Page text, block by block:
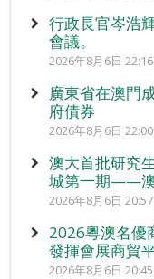
行政長官岑浩
會議。
2026年8月6日 22:16
廣東省在澳門
府債券
2026年8月6日 22:00
澳大首批研究
城第一期——澳
2026年8月6日 20:57
2026粵澳名優
發揮會展商貿
2026年8月6日 20:45